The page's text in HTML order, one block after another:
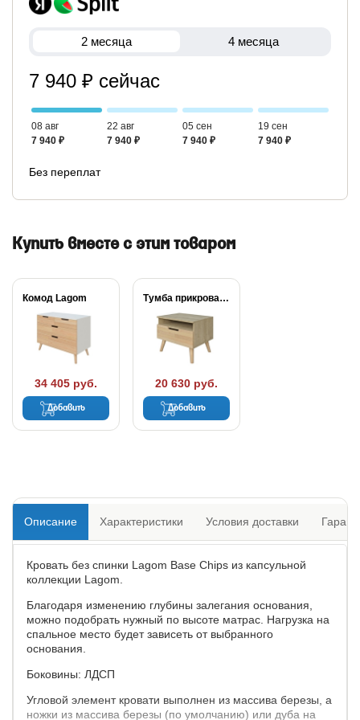
2 месяца 4 месяца
7 940 ₽ сейчас
08 авг
7 940 ₽
22 авг
7 940 ₽
05 сен
7 940 ₽
19 сен
7 940 ₽
Без переплат
Купить вместе с этим товаром
Комод Lagom
34 405 руб.
Добавить
Тумба прикроватная Lagom
20 630 руб.
Добавить
Описание Характеристики Условия доставки
Кровать без спинки Lagom Base Chips из капсульной
коллекции Lagom.
Благодаря изменению глубины залегания основания,
можно подобрать нужный по высоте матрас. Нагрузка на
спальное место будет зависеть от выбранного
основания.
Боковины: ЛДСП
Угловой элемент кровати выполнен из массива березы, а
ножки из массива березы (по умолчанию) или дуба на